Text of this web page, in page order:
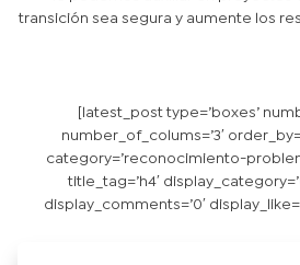
transición sea segura y aumente los
[latest_post type=’boxes’
number_of_colums=’3′
category=’reconocimiento-
title_tag=’h4′
display_comments=’0′